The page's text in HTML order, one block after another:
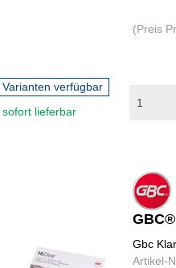
(Preis
Varianten verfügbar
sofort lieferbar
Gbc
Artikel-